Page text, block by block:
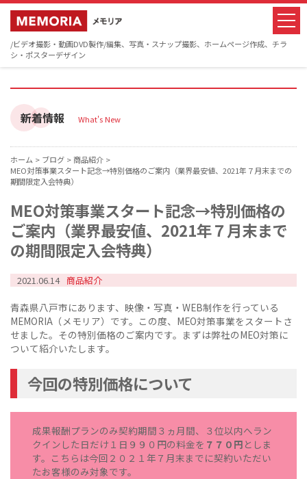
/ビデオ撮影・動画DVD製作/編集、写真・スナップ撮影、ホームページ作成、チラ
シ・ポスターデザイン
新着情報 What's New
ホーム > ブログ > 商品紹介 >
MEO対策事業スタート記念→特別価格のご案内（業界最安値、2021年７月末までの
期間限定入会特典）
MEO対策事業スタート記念→特別価格の
ご案内（業界最安値、2021年７月末まで
の期間限定入会特典）
2021.06.14 商品紹介
青森県八戸市にあります、映像・写真・WEB制作を行っている
MEMORIA（メモリア）です。この度、MEO対策事業をスタートさ
せました。その特別価格のご案内です。まずは弊社のMEO対策に
ついて紹介いたします。
今回の特別価格について
成果報酬プランのみ契約期間３ヵ月間、３位以内へラン
クインした日だけ１日９９０円の料金を ７７０円 としま
す。こちらは今回２０２１年７月末までに契約いただい
たお客様のみ対象です。